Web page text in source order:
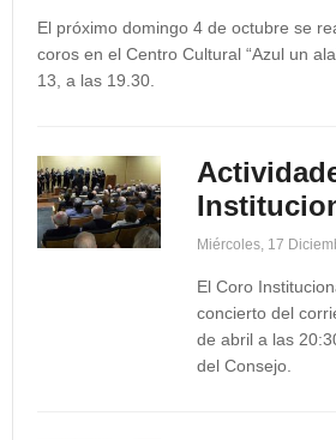
El próximo domingo 4 de octubre se
coros en el Centro Cultural “Azul un
13, a las 19.30.
Miércoles, 17
El Coro
concierto del
de abril a las
del Consejo.